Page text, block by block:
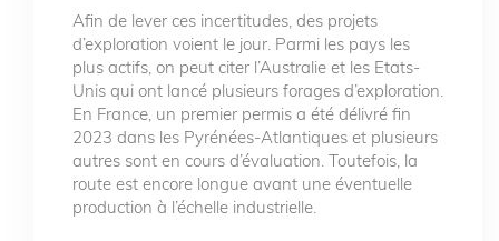
Afin de lever ces incertitudes, des projets
d’exploration voient le jour. Parmi les pays les
plus actifs, on peut citer l’Australie et les Etats-
Unis qui ont lancé plusieurs forages d’exploration.
En France, un premier permis a été délivré fin
2023 dans les Pyrénées-Atlantiques et plusieurs
autres sont en cours d’évaluation. Toutefois, la
route est encore longue avant une éventuelle
production à l’échelle industrielle.